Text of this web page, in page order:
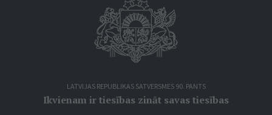
LATVIJAS REPUBLIKAS SATVERSMES 90. PANTS
Ikvienam ir tiesības zināt savas tiesības